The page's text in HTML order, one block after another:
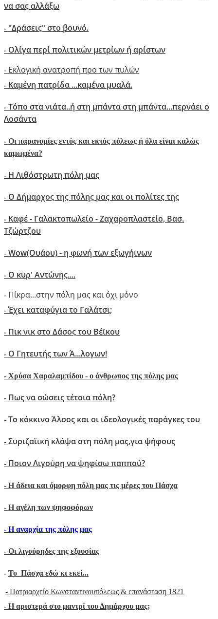
να σας αλλάξω
- "Δράσεις" στο βουνό.
- Ολίγα περί πολιτικών μετρίων ή αρίστων
- Εκλογική ανατροπή προ των πυλών
- Καμένη πατρίδα ...καμένα μυαλά.
- Τόπο στα νιάτα..ή στη μπάντα στη μπάντα...περνάει ο
Λοσάντα
- Οι παρανομίες εντός και εκτός πόλεως ή όλα είναι καλώς
καμωμένα?
- Η Λιθόστρωτη πόλη μας
- O Δήμαρχος της πόλης μας και οι πολίτες της
- Καφέ - Γαλακτοπωλείο - Ζαχαροπλαστείο, Βασ.
Τζώρτζου
- Wow(Oυάου) - η φωνή των εξωγήινων
- Ο κυρ' Αντώνης....
- Πίκρα...στην πόλη μας και όχι μόνο
- Έχει καταφύγια το Γαλάτσι;
- Πικ νικ στο Δάσος του Βέϊκου
- Ο Γητευτής των Ά...λογων!
- Xρύσα Χαραλαμπίδου - ο άνθρωπος της πόλης μας
- Πως να σώσεις τέτοια πόλη?
- Το κόκκινο Άλσος και οι ιδεολογικές παράγκες του
- Συριζαϊική κλάψα στη πόλη μας,για ψήφους
- Ποιον Λιγούρη να ψηφίσω παππού?
- Η άδεια και όμορφη πόλη μας τις μέρες του Πάσχα
- Η αγέλη των ψηφοφόρων
- H αναρχία της πόλης μας
- Oι λιγούρηδες της εξουσίας
- Το Πάσχα εδώ κι εκεί...
- Πατριαρχείο Κωνσταντινουπόλεως & επανάσταση 1821
- Η αριστερά στο μαντρί του Δημάρχου μας;